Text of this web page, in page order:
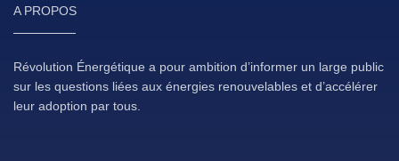
A PROPOS
Révolution Énergétique a pour ambition d’informer un large public
sur les questions liées aux énergies renouvelables et d’accélérer
leur adoption par tous.